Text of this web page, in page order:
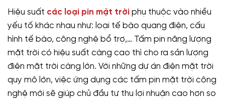
Hiệu suất các loại pin mặt trời phụ thuộc vào nhiều
yếu tố khác nhau như: loại tế bào quang điện, cấu
hình tế bào, công nghệ bổ trợ,… Tấm pin năng lượng
mặt trời có hiệu suất càng cao thì cho ra sản lượng
điện mặt trời càng lớn. Với những dự án điện mặt trời
quy mô lớn, việc ứng dụng các tấm pin mặt trời công
nghệ mới sẽ giúp chủ đầu tư thu lợi nhuận cao hơn so